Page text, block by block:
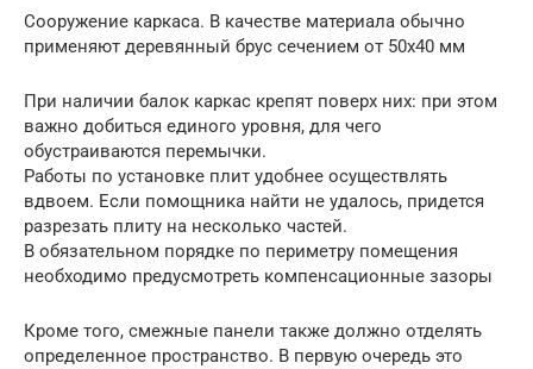
Сооружение каркаса. В качестве материала обычно
применяют деревянный брус сечением от 50х40 мм
При наличии балок каркас крепят поверх них: при этом
важно добиться единого уровня, для чего
обустраиваются перемычки.
Работы по установке плит удобнее осуществлять
вдвоем. Если помощника найти не удалось, придется
разрезать плиту на несколько частей.
В обязательном порядке по периметру помещения
необходимо предусмотреть компенсационные зазоры
Кроме того, смежные панели также должно отделять
определенное пространство. В первую очередь это